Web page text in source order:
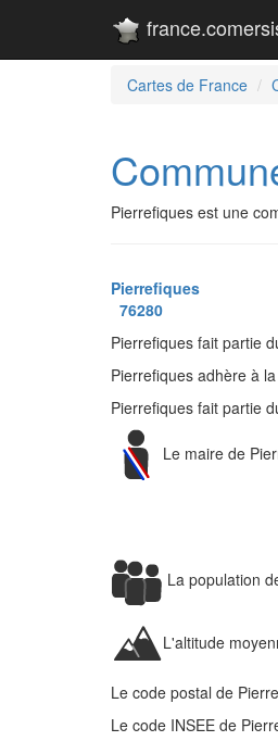
Cartes de France
Pierrefiques est une
Pierrefiques
76280
Pierrefiques fait partie
Pierrefiques adhère à la
Pierrefiques fait partie
Le maire de
La population
L'altitude
Le code postal de
Le code INSEE de